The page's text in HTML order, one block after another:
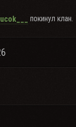
покинул клан.